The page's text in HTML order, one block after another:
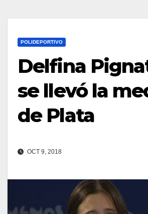
POLIDEPORTIVO
Delfina
se llevó la
de Plata
OCT 9, 2018